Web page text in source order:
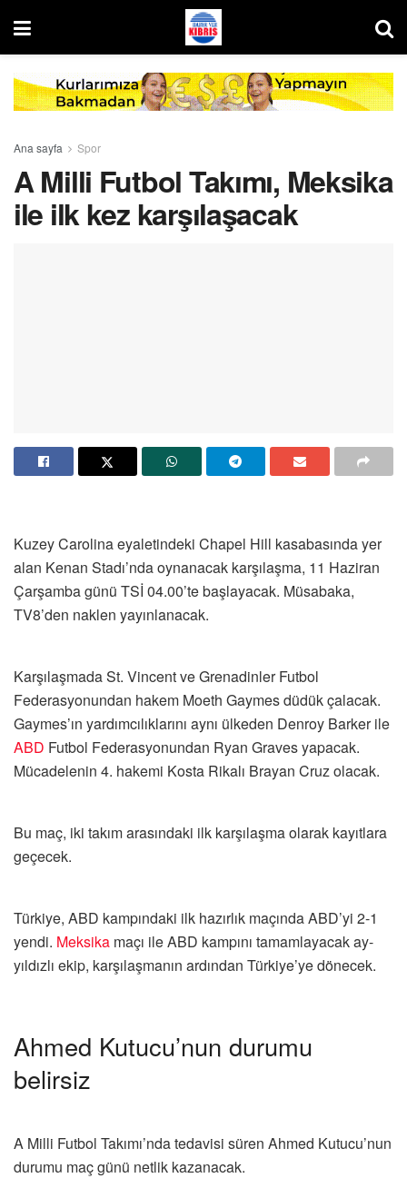
Ana sayfa Spor
A Milli Futbol Takımı, Meksika
ile ilk kez karşılaşacak
Kuzey Carolina eyaletindeki Chapel Hill kasabasında yer
alan Kenan Stadı’nda oynanacak karşılaşma, 11 Haziran
Çarşamba günü TSİ 04.00’te başlayacak. Müsabaka,
TV8’den naklen yayınlanacak.
Karşılaşmada St. Vincent ve Grenadinler Futbol
Federasyonundan hakem Moeth Gaymes düdük çalacak.
Gaymes’ın yardımcılıklarını aynı ülkeden Denroy Barker ile
ABD Futbol Federasyonundan Ryan Graves yapacak.
Mücadelenin 4. hakemi Kosta Rikalı Brayan Cruz olacak.
Bu maç, iki takım arasındaki ilk karşılaşma olarak kayıtlara
geçecek.
Türkiye, ABD kampındaki ilk hazırlık maçında ABD’yi 2-1
yendi. Meksika maçı ile ABD kampını tamamlayacak ay-
yıldızlı ekip, karşılaşmanın ardından Türkiye’ye dönecek.​​​​​​
Ahmed Kutucu’nun durumu
belirsiz
A Milli Futbol Takımı’nda tedavisi süren Ahmed Kutucu’nun
durumu maç günü netlik kazanacak.